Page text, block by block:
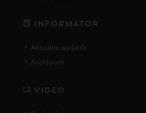
INFORMATOR
Aktualne wydanie
Archiwum
VIDEO